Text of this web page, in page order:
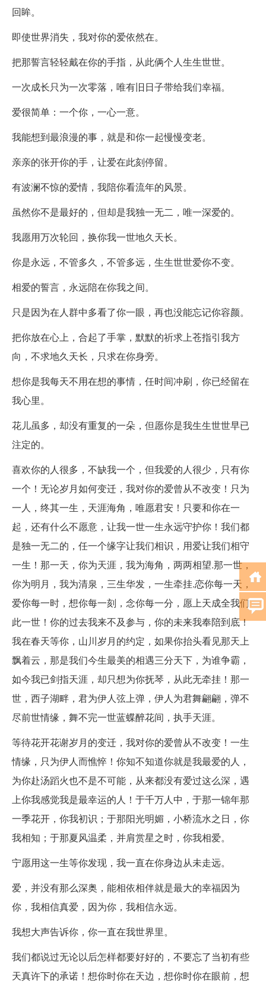
回眸。
即使世界消失，我对你的爱依然在。
把那誓言轻轻戴在你的手指，从此俩个人生生世世。
一次成长只为一次零落，唯有旧日子带给我们幸福。
爱很简单：一个你，一心一意。
我能想到最浪漫的事，就是和你一起慢慢变老。
亲亲的张开你的手，让爱在此刻停留。
有波澜不惊的爱情，我陪你看流年的风景。
虽然你不是最好的，但却是我独一无二，唯一深爱的。
我愿用万次轮回，换你我一世地久天长。
你是永远，不管多久，不管多远，生生世世爱你不变。
相爱的誓言，永远陪在你我之间。
只是因为在人群中多看了你一眼，再也没能忘记你容颜。
把你放在心上，合起了手掌，默默的祈求上苍指引我方
向，不求地久天长，只求在你身旁。
想你是我每天不用在想的事情，任时间冲刷，你已经留在
我心里。
花儿虽多，却没有重复的一朵，但愿你是我生生世世早已
注定的。
喜欢你的人很多，不缺我一个，但我爱的人很少，只有你
一个！无论岁月如何变迁，我对你的爱曾从不改变！只为
一人，终其一生，天涯海角，唯愿君安！只要和你在一
起，还有什么不愿意，让我一世一生永远守护你！我们都
是独一无二的，任一个缘字让我们相识，用爱让我们相守
一生！那一天，你为天涯，我为海角，两两相望.那一世，
你为明月，我为清泉，三生华发，一生牵挂.恋你每一天，
爱你每一时，想你每一刻，念你每一分，愿上天成全我们
此一世！你的过去我来不及参与，你的未来我奉陪到底！
我在春天等你，山川岁月的约定，如果你抬头看见那天上
飘着云，那是我们今生最美的相遇三分天下，为谁争霸，
如今我已剑指天涯，却只想为你抚琴，从此无牵挂！那一
世，西子湖畔，君为伊人弦上弹，伊人为君舞翩翩，弹不
尽前世情缘，舞不完一世蓝蝶醉花间，执手天涯。
等待花开花谢岁月的变迁，我对你的爱曾从不改变！一生
情缘，只为伊人而憔悴！你知不知道你就是我最爱的人，
为你赴汤蹈火也不是不可能，从来都没有爱过这么深，遇
上你我感觉我是最幸运的人！于千万人中，于那一锦年那
一季花开，你我初识；于那阳光明媚，小桥流水之日，你
我相知；于那夏风温柔，并肩赏星之时，你我相爱。
宁愿用这一生等你发现，我一直在你身边从未走远。
爱，并没有那么深奥，能相依相伴就是最大的幸福因为
你，我相信真爱，因为你，我相信永远。
我想大声告诉你，你一直在我世界里。
我们都说过无论以后怎样都要好好的，不要忘了当初有些
天真许下的承诺！想你时你在天边，想你时你在眼前，想